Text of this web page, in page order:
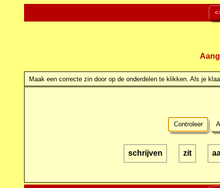
Maak een correcte zin door op de onderdelen te klikken. Als je
Controleer
schrijven zit